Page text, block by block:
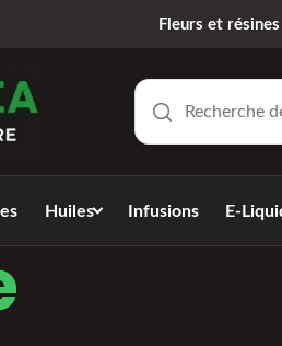
Fleurs et
Huiles Infusions E-